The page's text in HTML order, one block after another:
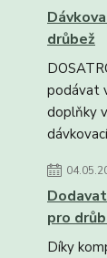
drůbež
podávat
doplňky
pro
Díky